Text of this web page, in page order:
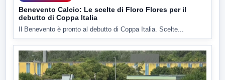
Benevento Calcio: Le scelte di Floro Flores per il
debutto di Coppa Italia
Il Benevento è pronto al debutto di Coppa Italia. Scelte...